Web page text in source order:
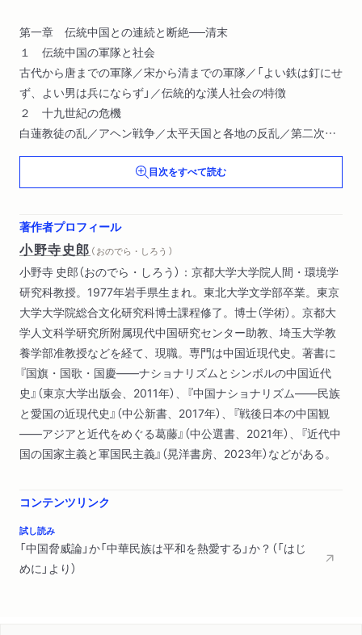
第一章 伝統中国との連続と断絶──清末
１ 伝統中国の軍隊と社会
古代から唐までの軍隊／宋から清までの軍隊／「よい鉄は釘にせ
ず、よい男は兵にならず」／伝統的な漢人社会の特徴
２ 十九世紀の危機
白蓮教徒の乱／アヘン戦争／太平天国と各地の反乱／第二次ア
ヘン戦争
３ 清の近代化の試み
督撫重権と「洋務」／「大一統」から「列国並立」へ／日清戦争／戊
４ 「尚武」の流行
「中国の武士道」／「競争は進化の母」／軍国民主義／辮髪への批
判／纏足とジェンダー／紀律を重んじる「尚武」／暴力を行使す
る「尚武」／二つの「尚武」のジレンマ／「やむを得なければ暴力
で」／近代中国の平和論の特徴
第二章 「軍閥」の時代──中華民国北京政府期
１ 革命戦争と新国家の模索
辛亥革命とメディア／革命戦争の理念と現実／軍隊の膨張と治
安の悪化／ふたたび秩序を重視する「尚武」へ／徴兵制導入の困
難／「軍閥混戦」の時代
２ 北京政府期の戦争論と平和論
『新青年』の論争／「公理が強権に戦勝した」／武力否定の時代／
注目／国家主義的教育／知識人と兵士の距離／曲折する戦争観
と平和観第三章 政党国家体制と「党軍」―中華民国南京国民政
府期
目次をすべて読む
著作者プロフィール
小野寺史郎 （ おのでら・しろう ）
小野寺 史郎（おのでら・しろう）：京都大学大学院人間・環境学
研究科教授。1977年岩手県生まれ。東北大学文学部卒業。東京
大学大学院総合文化研究科博士課程修了。博士（学術）。京都大
学人文科学研究所附属現代中国研究センター助教、埼玉大学教
養学部准教授などを経て、現職。専門は中国近現代史。著書に
『国旗・国歌・国慶――ナショナリズムとシンボルの中国近代
史』（東京大学出版会、2011年）、『中国ナショナリズム――民族
と愛国の近現代史』（中公新書、2017年）、『戦後日本の中国観
――アジアと近代をめぐる葛藤』（中公選書、2021年）、『近代中
国の国家主義と軍国民主義』（晃洋書房、2023年）などがある。
コンテンツリンク
試し読み
「中国脅威論」か「中華民族は平和を熱愛する」か？（「はじ
めに」より）